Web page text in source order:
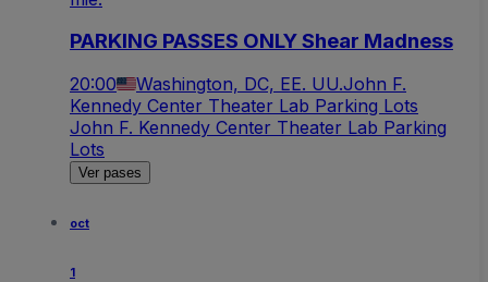
PARKING PASSES ONLY Shear Madness
20:00 Washington, DC, EE. UU.John F.
Kennedy Center Theater Lab Parking Lots
John F. Kennedy Center Theater Lab Parking
Lots
Ver pases
oct
1